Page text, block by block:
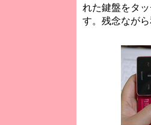
れた鍵盤をタ
す。残念なが